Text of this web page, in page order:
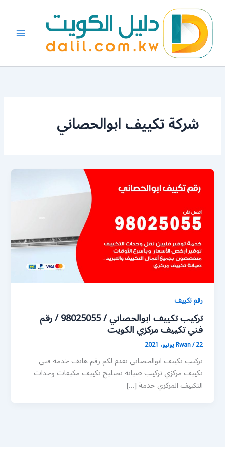
المحتوى
شركة تكييف ابوالحصاني
رقم تكييف
تركيب تكييف ابوالحصاني / 98025055 / رقم
فني تكييف مركزي الكويت
Rwan/22 يونيو، 2021
تركيب تكييف ابوالحصاني نقدم لكم رقم هاتف خدمة فني
تكييف مركزي تركيب صيانة تصليح تكييف مكيفات وحدات
التكييف المركزي خدمة […]